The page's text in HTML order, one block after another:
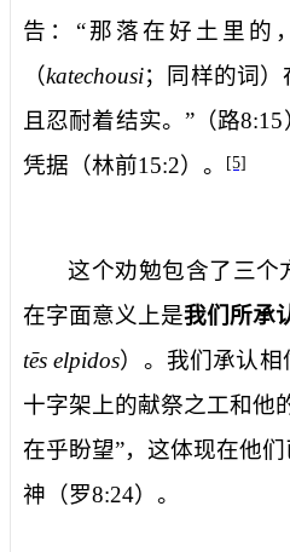
告：“那落在好土里的
（katechousi；同样的词
且忍耐着结实。”（路8:15
凭据（林前15:2）。 [5]
这个劝勉包含了三个
在字面意义上是我们所承
tes elpidos）。我们承认
十字架上的献祭之工和他
在乎盼望”，这体现在他
神（罗8:24）。